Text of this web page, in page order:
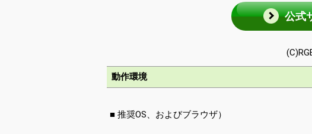
公式
動作環境
■ 推奨OS、およびブラウザ）